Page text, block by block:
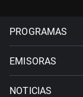
PROGRAMAS
EMISORAS
NOTICIAS